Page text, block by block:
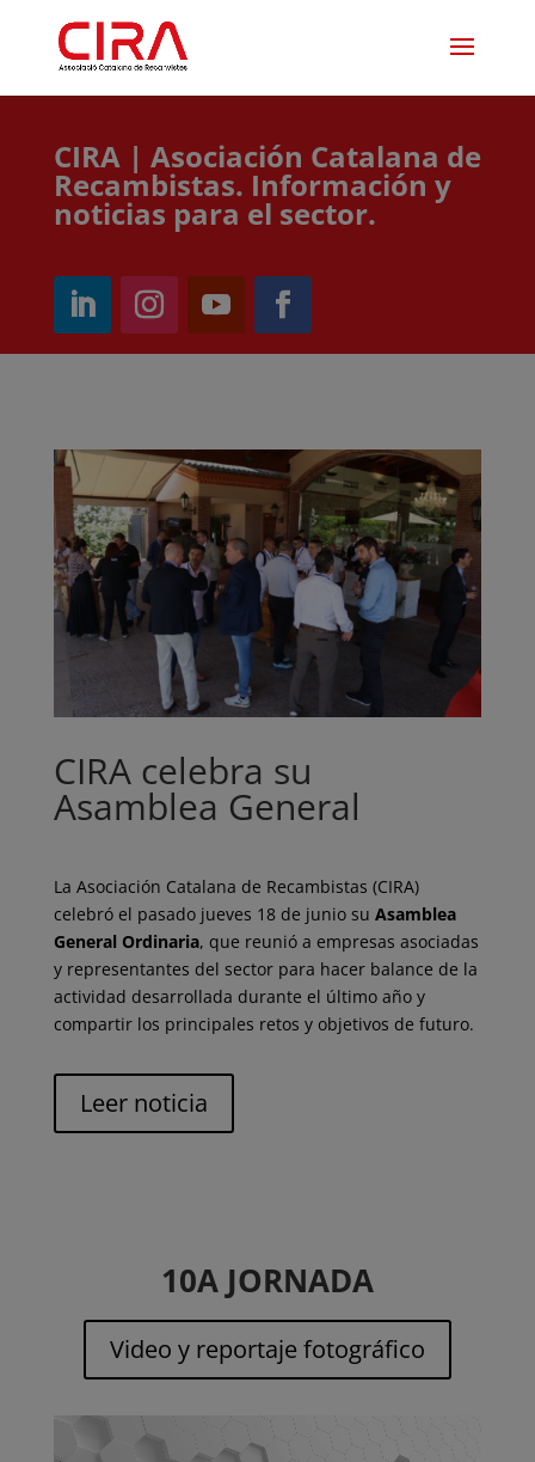
CIRA | Asociación Catalana de
Recambistas. Información y
noticias para el sector.
CIRA celebra su
Asamblea General
La Asociación Catalana de Recambistas (CIRA)
celebró el pasado jueves 18 de junio su Asamblea
General Ordinaria, que reunió a empresas asociadas
y representantes del sector para hacer balance de la
actividad desarrollada durante el último año y
compartir los principales retos y objetivos de futuro.
Leer noticia
10A JORNADA
Video y reportaje fotográfico